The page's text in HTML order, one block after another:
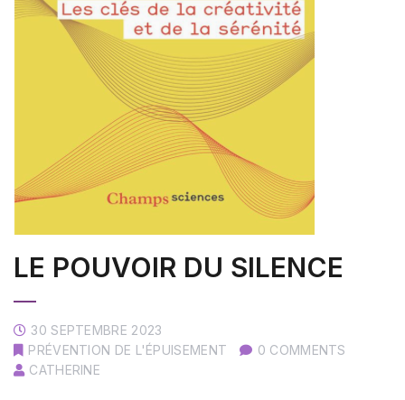
LE POUVOIR DU SILENCE
30 SEPTEMBRE 2023
PRÉVENTION DE L'ÉPUISEMENT
0 COMMENTS
CATHERINE